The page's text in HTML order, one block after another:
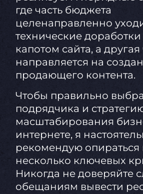
где часть бюджета
целенаправленно
технические
капотом сайта, а другая
направляется на
продающего контента.
Чтобы правильно
подрядчика и
масштабирования
интернете, я
рекомендую опираться
несколько ключевых
Никогда не доверяйте
обещаниям вывести